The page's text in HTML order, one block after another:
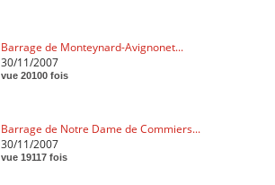
Barrage de Monteynard-Avignonet...
30/11/2007
vue 20100 fois
Barrage de Notre Dame de Commiers...
30/11/2007
vue 19117 fois